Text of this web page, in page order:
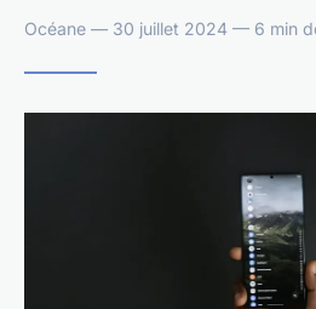
Océane — 30 juillet 2024 — 6 min